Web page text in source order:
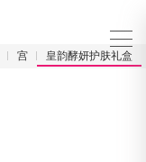
宫 皇韵酵妍护肤礼盒